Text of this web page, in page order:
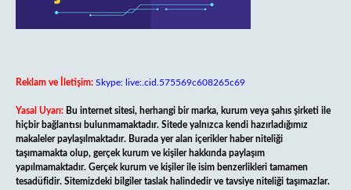
Reklam ve İletişim: Skype: live:.cid.575569c608265c69
Yasal Uyarı: Bu internet sitesi, herhangi bir marka, kurum veya şahıs şirketi ile
hiçbir bağlantısı bulunmamaktadır. Sitede yalnızca kendi hazırladığımız
makaleler paylaşılmaktadır. Burada yer alan içerikler haber niteliği
taşımamakta olup, gerçek kurum ve kişiler hakkında paylaşım
yapılmamaktadır. Gerçek kurum ve kişiler ile isim benzerlikleri tamamen
tesadüfidir. Sitemizdeki bilgiler taslak halindedir ve tavsiye niteliği taşımazlar.